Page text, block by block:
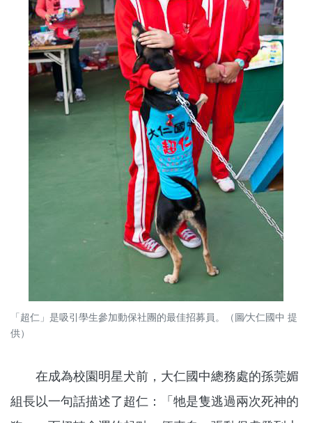
「超仁」是吸引學生參加動保社團的最佳招募員。（圖∕大仁國中 提
供）
在成為校園明星犬前，大仁國中總務處的孫莞媚
組長以一句話描述了超仁：「牠是隻逃過兩次死神的